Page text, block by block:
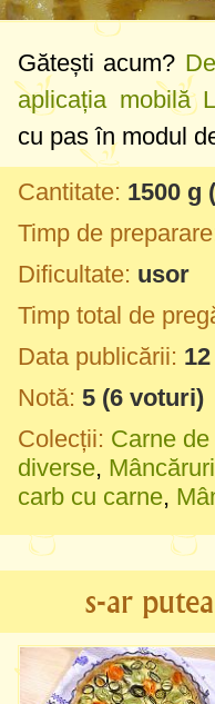
Gătești acum?
aplicația mobilă
cu pas în modul
Cantitate: 1500 g
Timp de
Dificultate: usor
Timp total de
Data publicării:
Notă: 5 (6 voturi)
Colecții: Carne
diverse,
carb cu carne,
s-ar